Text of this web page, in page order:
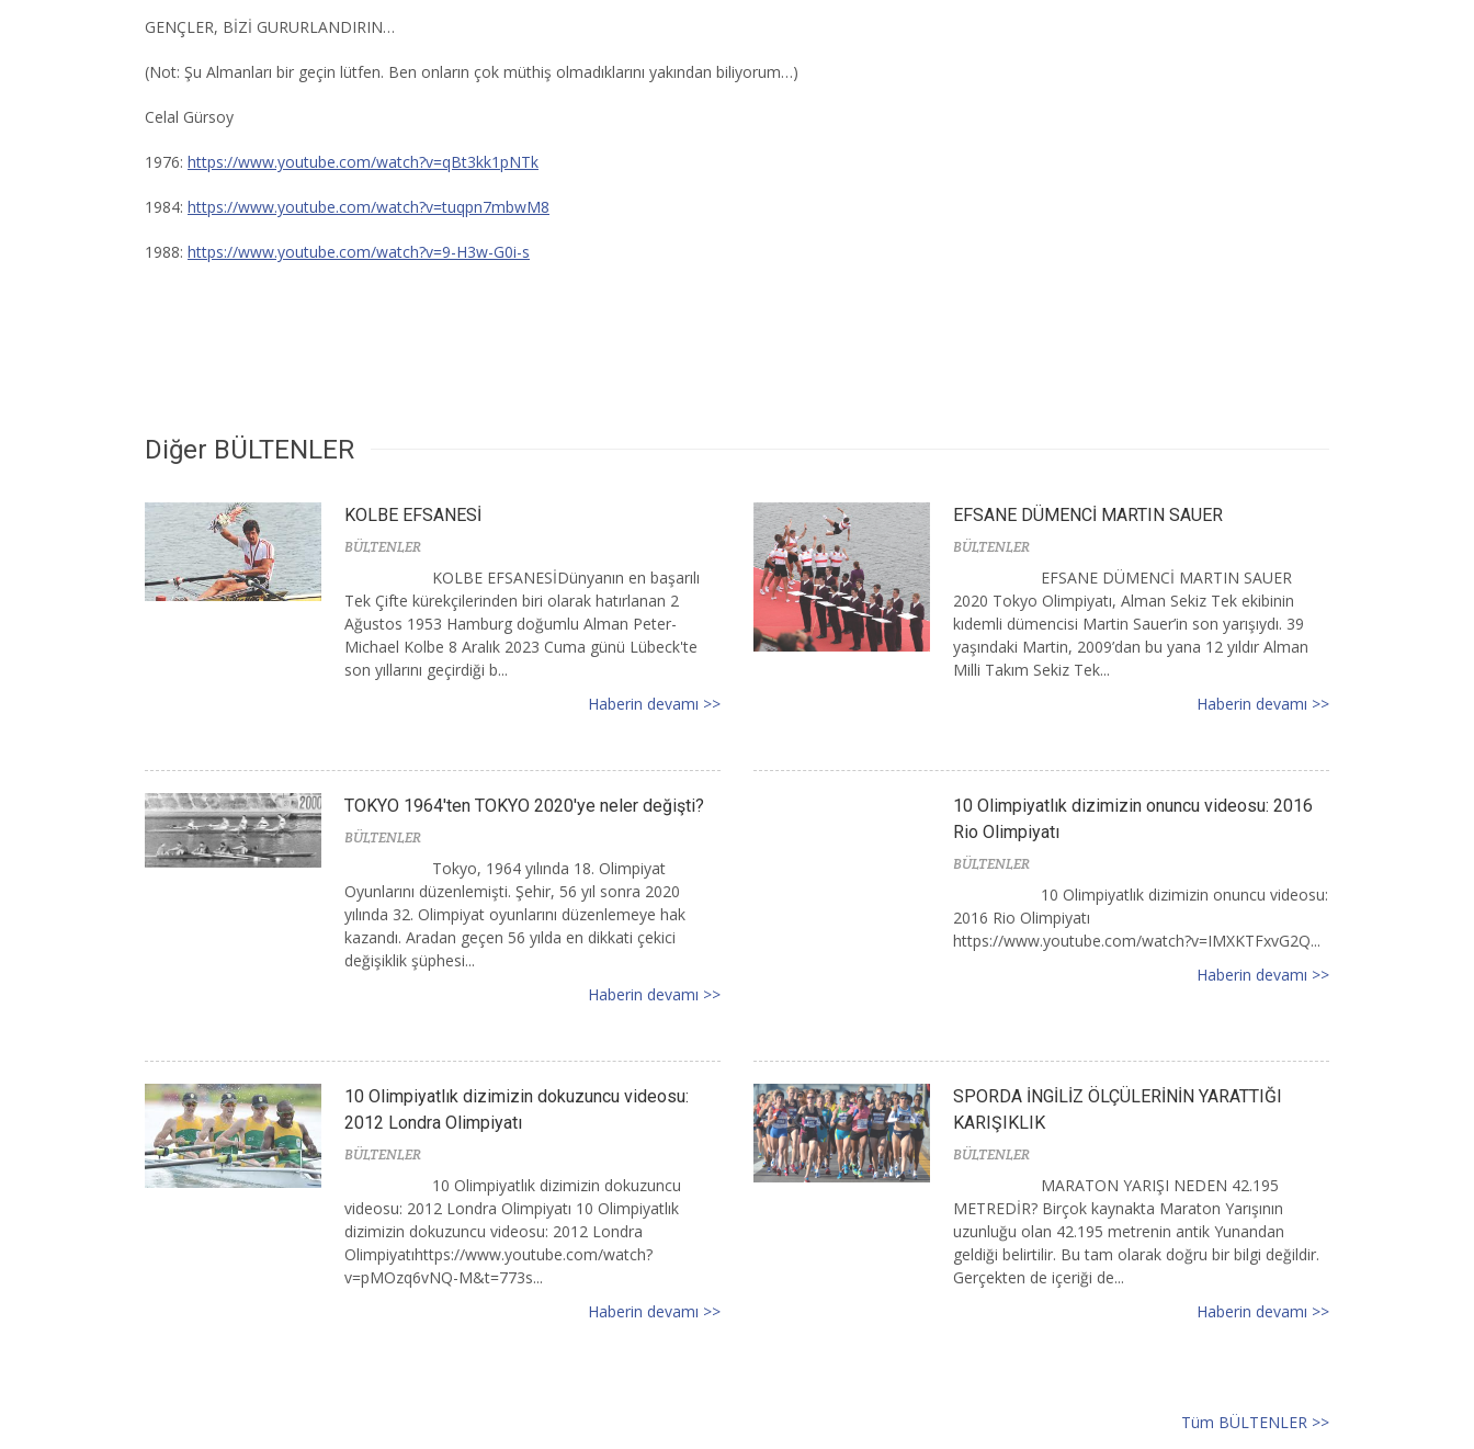
GENÇLER, BİZİ GURURLANDIRIN…
(Not: Şu Almanları bir geçin lütfen. Ben onların çok müthiş olmadıklarını yakından biliyorum…)
Celal Gürsoy
1976: https://www.youtube.com/watch?v=qBt3kk1pNTk
1984: https://www.youtube.com/watch?v=tuqpn7mbwM8
1988: https://www.youtube.com/watch?v=9-H3w-G0i-s
Diğer BÜLTENLER
KOLBE EFSANESİ
BÜLTENLER
KOLBE EFSANESİDünyanın en başarılı
Tek Çifte kürekçilerinden biri olarak hatırlanan 2
Ağustos 1953 Hamburg doğumlu Alman Peter-
Michael Kolbe 8 Aralık 2023 Cuma günü Lübeck'te
son yıllarını geçirdiği b...
Haberin devamı >>
EFSANE DÜMENCİ MARTIN SAUER
BÜLTENLER
EFSANE DÜMENCİ MARTIN SAUER
2020 Tokyo Olimpiyatı, Alman Sekiz Tek ekibinin
kıdemli dümencisi Martin Sauer’in son yarışıydı. 39
yaşındaki Martin, 2009’dan bu yana 12 yıldır Alman
Milli Takım Sekiz Tek...
Haberin devamı >>
TOKYO 1964'ten TOKYO 2020'ye neler değişti?
BÜLTENLER
Tokyo, 1964 yılında 18. Olimpiyat
Oyunlarını düzenlemişti. Şehir, 56 yıl sonra 2020
yılında 32. Olimpiyat oyunlarını düzenlemeye hak
kazandı. Aradan geçen 56 yılda en dikkati çekici
değişiklik şüphesi...
Haberin devamı >>
10 Olimpiyatlık dizimizin onuncu videosu: 2016
Rio Olimpiyatı
BÜLTENLER
10 Olimpiyatlık dizimizin onuncu videosu:
2016 Rio Olimpiyatı
https://www.youtube.com/watch?v=IMXKTFxvG2Q...
Haberin devamı >>
10 Olimpiyatlık dizimizin dokuzuncu videosu:
2012 Londra Olimpiyatı
BÜLTENLER
10 Olimpiyatlık dizimizin dokuzuncu
videosu: 2012 Londra Olimpiyatı 10 Olimpiyatlık
dizimizin dokuzuncu videosu: 2012 Londra
Olimpiyatıhttps://www.youtube.com/watch?
v=pMOzq6vNQ-M&t=773s...
Haberin devamı >>
SPORDA İNGİLİZ ÖLÇÜLERİNİN YARATTIĞI
KARIŞIKLIK
BÜLTENLER
MARATON YARIŞI NEDEN 42.195
METREDİR? Birçok kaynakta Maraton Yarışının
uzunluğu olan 42.195 metrenin antik Yunandan
geldiği belirtilir. Bu tam olarak doğru bir bilgi değildir.
Gerçekten de içeriği de...
Haberin devamı >>
Tüm BÜLTENLER >>